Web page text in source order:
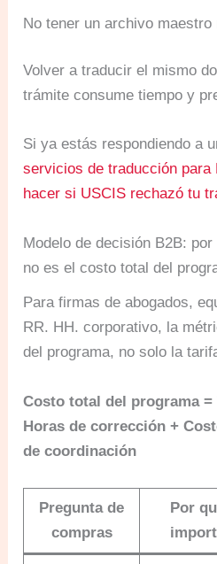
No tener un archivo maestro
Volver a traducir el mismo
trámite consume tiempo y
Si ya estás respondiendo a
servicios de traducción para
hacer si USCIS rechazó tu
Modelo de decisión B2B:
no es el costo total del
Para firmas de abogados,
RR. HH. corporativo, la
del programa, no solo la
Costo total del programa
Horas de corrección +
de coordinación
Pregunta de
compras
Por